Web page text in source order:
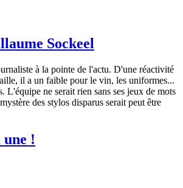
Sockeel
à la pointe de l'actu. D'une réactivité
il a un faible pour le vin, les uniformes...
L'équipe ne serait rien sans ses jeux de mots
des stylos disparus serait peut être
une !